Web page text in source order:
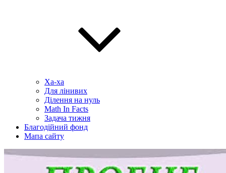
Ха-ха
Для лінивих
Ділення на нуль
Math In Facts
Задача тижня
Благодійний фонд
Мапа сайту